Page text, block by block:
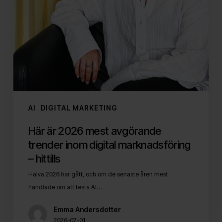
AI DIGITAL MARKETING
Här är 2026 mest avgörande
trender inom digital marknadsföring
– hittills
Halva 2026 har gått, och om de senaste åren mest
handlade om att testa AI…
Emma Andersdotter
2026-07-01